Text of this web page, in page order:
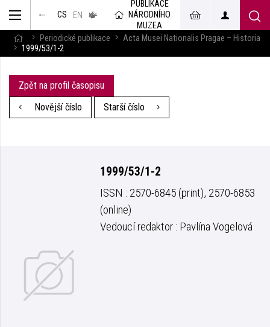
CS EN
v českém
jazyce
PUBLIKACE
NÁRODNÍHO
MUZEA
Periodické publikace
Acta Musei Nationalis Pragae – Historia
1999/53/1-2
Zpět na profil časopisu
Novější číslo
Starší číslo
1999/53/1-2
ISSN : 2570-6845 (print), 2570-6853
(online)
Vedoucí redaktor : Pavlína Vogelová